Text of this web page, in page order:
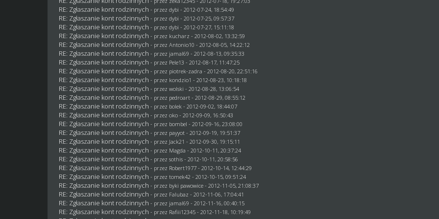
RE: Zgłaszanie kont rodzinnych - przezdybi - 2012-07-24, 18:54:49
RE: Zgłaszanie kont rodzinnych - przezdybi - 2012-07-25, 09:57:37
RE: Zgłaszanie kont rodzinnych - przezdybi - 2012-07-27, 15:11:18
RE: Zgłaszanie kont rodzinnych - przez kucharz - 2012-08-02, 13:32:59
RE: Zgłaszanie kont rodzinnych - przez Antonio10 - 2012-08-05, 14:22:12
RE: Zgłaszanie kont rodzinnych - przez jamal69 - 2012-08-13, 09:35:33
RE: Zgłaszanie kont rodzinnych - przez Pele13 - 2012-08-17, 11:47:25
RE: Zgłaszanie kont rodzinnych - przez piotrek-zadra - 2012-08-20, 22:51:16
RE: Zgłaszanie kont rodzinnych - przez kondzio1 - 2012-08-23, 10:18:18
RE: Zgłaszanie kont rodzinnych - przezwolski - 2012-08-28, 13:06:54
RE: Zgłaszanie kont rodzinnych - przez pedroart - 2012-08-29, 08:55:12
RE: Zgłaszanie kont rodzinnych - przez bolek - 2012-09-02, 18:44:07
RE: Zgłaszanie kont rodzinnych - przezoko - 2012-09-09, 16:50:43
RE: Zgłaszanie kont rodzinnych - przez bombel - 2012-09-16, 23:08:00
RE: Zgłaszanie kont rodzinnych - przez payyot - 2012-09-19, 19:51:37
RE: Zgłaszanie kont rodzinnych - przez Jack21 - 2012-09-30, 19:15:11
RE: Zgłaszanie kont rodzinnych - przez Magda - 2012-10-11, 20:37:24
RE: Zgłaszanie kont rodzinnych - przezsothis - 2012-10-11, 20:58:56
RE: Zgłaszanie kont rodzinnych - przez Robert1977 - 2012-10-14, 12:44:29
RE: Zgłaszanie kont rodzinnych - przeztomek42 - 2012-10-15, 09:51:24
RE: Zgłaszanie kont rodzinnych - przez byki pawowice - 2012-11-05, 21:08:37
RE: Zgłaszanie kont rodzinnych - przez Falubaz - 2012-11-06, 17:04:41
RE: Zgłaszanie kont rodzinnych - przez jamal69 - 2012-11-16, 00:40:15
RE: Zgłaszanie kont rodzinnych - przez Rafiii12345 - 2012-11-18, 10:19:49